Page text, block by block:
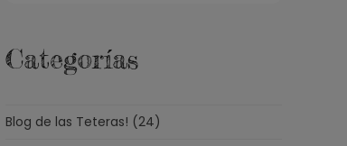
Categorías
Blog de las Teteras! (24)